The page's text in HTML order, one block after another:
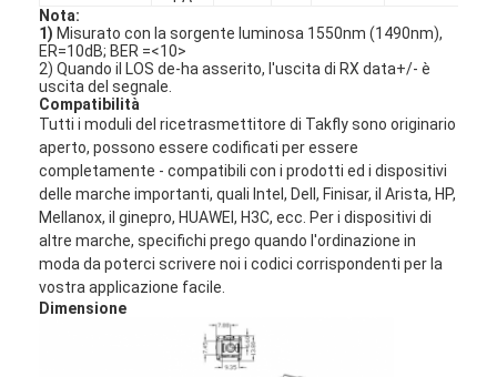
patchcord a fibra ottica
treccia a fibra ottica
adattatore a fibra ottica
connettore a fibra ottica
attenuatore a fibra ottica
Scatola a fibra ottica di termine
Quadro d'interconnessione a fibra ottica
Modulo ottico del ricetrasmettitore
Nota:
1) Misurato con la sorgente luminosa 1550nm (1490nm),
ER=10dB; BER =<10>
2) Quando il LOS de-ha asserito, l'uscita di RX data+/- è
uscita del segnale.
Compatibilità
Tutti i moduli del ricetrasmettitore di Takfly sono originario
aperto, possono essere codificati per essere
completamente - compatibili con i prodotti ed i dispositivi
delle marche importanti, quali Intel, Dell, Finisar, il Arista, HP,
Mellanox, il ginepro, HUAWEI, H3C, ecc. Per i dispositivi di
altre marche, specifichi prego quando l'ordinazione in
moda da poterci scrivere noi i codici corrispondenti per la
vostra applicazione facile.
Dimensione